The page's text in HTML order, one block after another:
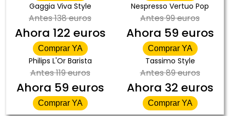
Gaggia Viva Style
Antes138 euros
Ahora 122 euros
Comprar YA
Nespresso Vertuo Pop
Antes99 euros
Ahora 59 euros
Comprar YA
Philips L'Or Barista
Antes119 euros
Ahora 59 euros
Comprar YA
Tassimo Style
Antes89 euros
Ahora 32 euros
Comprar YA